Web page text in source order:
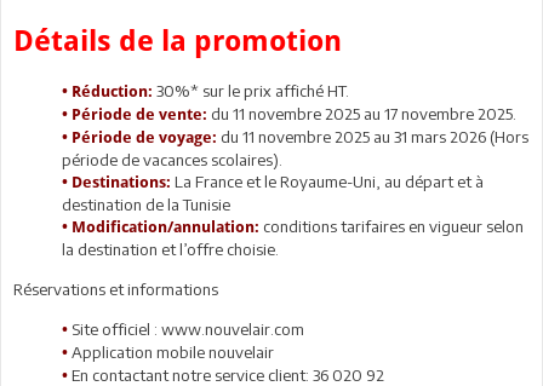
Détails de la promotion
• Réduction: 30%* sur le prix affiché HT.
• Période de vente: du 11 novembre 2025 au 17 novembre 2025.
• Période de voyage: du 11 novembre 2025 au 31 mars 2026 (Hors
période de vacances scolaires).
• Destinations: La France et le Royaume-Uni, au départ et à
destination de la Tunisie
• Modification/annulation: conditions tarifaires en vigueur selon
la destination et l’offre choisie.
Réservations et informations
• Site officiel : www.nouvelair.com
• Application mobile nouvelair
• En contactant notre service client: 36 020 92